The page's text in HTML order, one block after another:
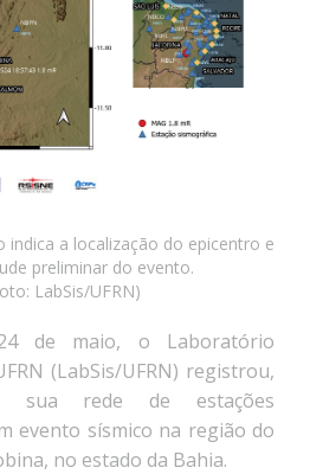
indica a localização do epicentro e
preliminar do evento.
LabSis/UFRN)
de maio, o Laboratório
(LabSis/UFRN) registrou,
rede de estações
evento sísmico na região do
no estado da Bahia.